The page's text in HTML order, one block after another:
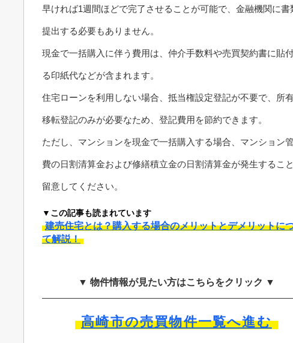
早ければ1週間ほどで完了させることが可能で、金融機関に書
提出する必要もありません。
現金で一括購入に伴う費用は、仲介手数料や売買契約書に貼
る印紙代などが含まれます。
住宅ローンを利用しない場合、抵当権設定登記が不要で、所
移転登記のみが必要なため、登記費用を節約できます。
ただし、マンションを現金で一括購入する場合、マンション
費の日割清算金および修繕積立金の日割清算金が発生するこ
留意してください。
▼この記事も読まれています
建売住宅とは？購入する場合のメリットとデメリットに
て解説！
▼ 物件情報が見たい方はこちらをクリック ▼
高崎市の売買物件一覧へ進む